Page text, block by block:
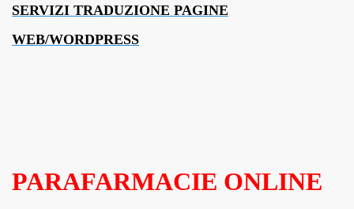
SERVIZI TRADUZIONE PAGINE
WEB/WORDPRESS
PARAFARMACIE ONLINE